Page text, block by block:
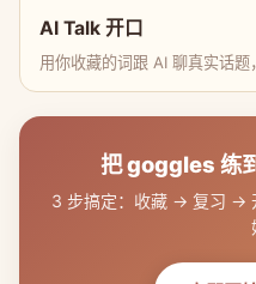
AI Talk 开口
用你收藏的词跟 AI 聊真实话题
把 goggles 练
3 步搞定：收藏 → 复习 →